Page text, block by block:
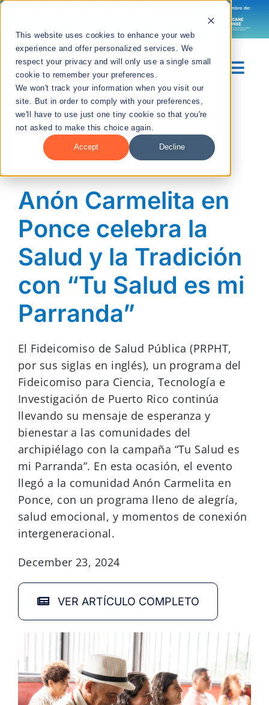
This website uses cookies to enhance your web
experience and offer personalized services. We
respect your privacy and will only use a single small
cookie to remember your preferences.
We won't track your information when you visit our
site. But in order to comply with your preferences,
we'll have to use just one tiny cookie so that you're
not asked to make this choice again.
Accept Decline
Skip
content
Languages
Sobre Nosotros
Divisiones
Recursos
Noticias
Contáctanos
Donar
Anón Carmelita en
Ponce celebra la
Salud y la Tradición
con “Tu Salud es mi
Parranda”
El Fideicomiso de Salud Pública (PRPHT,
por sus siglas en inglés), un programa del
Fideicomiso para Ciencia, Tecnología e
Investigación de Puerto Rico continúa
llevando su mensaje de esperanza y
bienestar a las comunidades del
archipiélago con la campaña “Tu Salud es
mi Parranda”. En esta ocasión, el evento
llegó a la comunidad Anón Carmelita en
Ponce, con un programa lleno de alegría,
salud emocional, y momentos de conexión
intergeneracional.
December 23, 2024
VER ARTÍCULO COMPLETO